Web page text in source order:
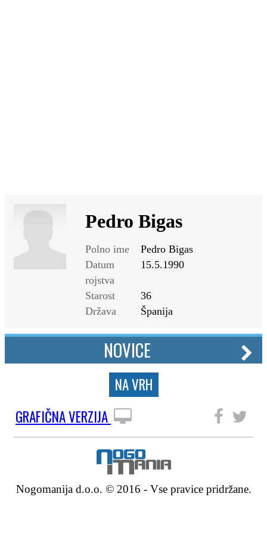
Pedro Bigas
Polno ime
Pedro Bigas
Datum
rojstva
15.5.1990
Starost
36
Država
Španija
NOVICE
NA VRH
GRAFIČNA VERZIJA
Nogomanija d.o.o. © 2016 - Vse pravice pridržane.